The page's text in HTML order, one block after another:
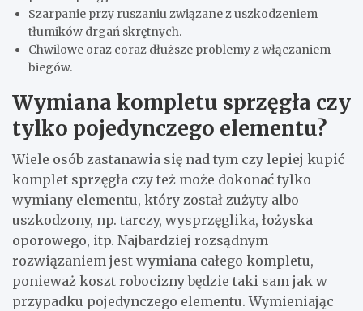
Szarpanie przy ruszaniu związane z uszkodzeniem
tłumików drgań skrętnych.
Chwilowe oraz coraz dłuższe problemy z włączaniem
biegów.
Wymiana kompletu sprzęgła czy
tylko pojedynczego elementu?
Wiele osób zastanawia się nad tym czy lepiej kupić
komplet sprzęgła czy też może dokonać tylko
wymiany elementu, który został zużyty albo
uszkodzony, np. tarczy, wysprzęglika, łożyska
oporowego, itp. Najbardziej rozsądnym
rozwiązaniem jest wymiana całego kompletu,
ponieważ koszt robocizny będzie taki sam jak w
przypadku pojedynczego elementu. Wymieniając